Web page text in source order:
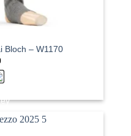
Bloch – W1170